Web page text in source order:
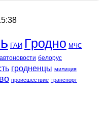
ГАИ Гродно МЧС
автоновости белорус
гродненцы милиция
происшествие транспорт